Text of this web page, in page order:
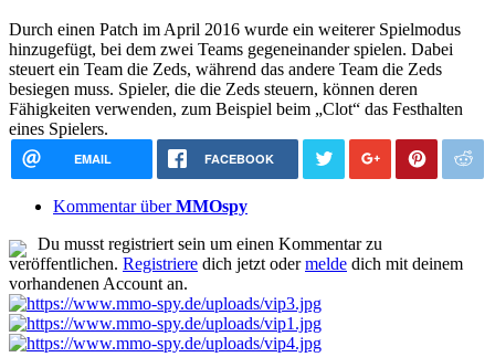
Durch einen Patch im April 2016 wurde ein weiterer Spielmodus
hinzugefügt, bei dem zwei Teams gegeneinander spielen. Dabei
steuert ein Team die Zeds, während das andere Team die Zeds
besiegen muss. Spieler, die die Zeds steuern, können deren
Fähigkeiten verwenden, zum Beispiel beim „Clot“ das Festhalten
eines Spielers.
EMAIL FACEBOOK
Kommentar überMMOspy
Du musst registriert sein um einen Kommentar zu
veröffentlichen. Registriere dich jetzt odermelde dich mit deinem
vorhandenen Account an.